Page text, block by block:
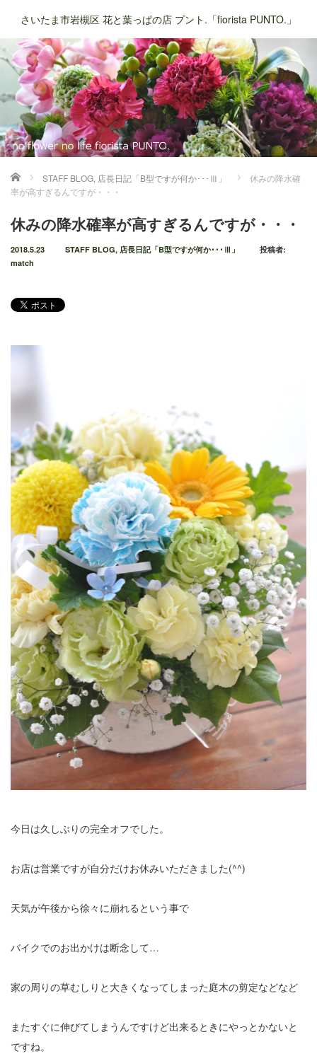
さいたま市岩槻区 花と葉っぱの店 プント.「fiorista PUNTO.」
ホーム STAFF BLOG, 店長日記「B型ですが何か･･･Ⅲ」
休みの降水確
率が高すぎるんですが・・・
休みの降水確率が高すぎるんですが・・・
2018.5.23 STAFF BLOG, 店長日記「B型ですが何か･･･Ⅲ」
投稿者:
match
今日は久しぶりの完全オフでした。
お店は営業ですが自分だけお休みいただきました(^^)
天気が午後から徐々に崩れるという事で
バイクでのお出かけは断念して…
家の周りの草むしりと大きくなってしまった庭木の剪定などなど
またすぐに伸びてしまうんですけど出来るときにやっとかないと
ですね。